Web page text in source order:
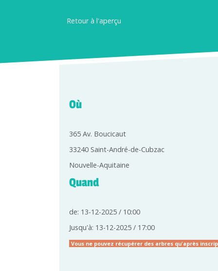
Retour à l'aperçu
Où
365 Av. Boucicaut
33240 Saint-André-de-Cubzac
Nouvelle-Aquitaine
Quand
de: 13-12-2025 / 10:00
Jusqu'à: 13-12-2025 / 17:00
Vous ne pouvez récupérer des arbres qu'après